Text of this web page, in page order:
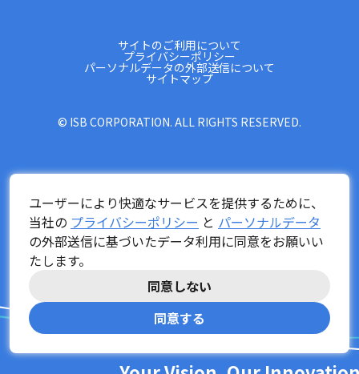
ユーザーにより快適なサービスを提供するために、
当社の プライバシーポリシー と パーソナルデータ
の外部送信に基づいたデータ利用に同意をお願いい
たします。
同意しない
同意する
サイトのご利用について
プライバシーポリシー
パーソナルデータの外部送信について
サイトマップ
© ISB CORPORATION. ALL RIGHTS RESERVED.